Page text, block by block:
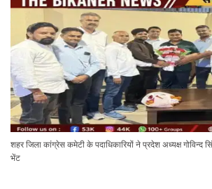
शहर जिला कांग्रेस कमेटी के पदाधिकारियों ने प्रदेश अध्यक्ष गोविन्द
भेंट